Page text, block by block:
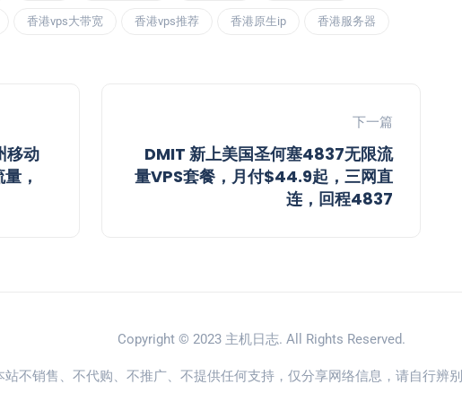
香港vps大带宽 香港vps推荐 香港原生ip 香港服务器
移动
，
下一篇
DMIT 新上美国圣何塞4837无限流
量VPS套餐，月付$44.9起，三网直
连，回程4837
Copyright © 2023 主机日志. All Rights Reserved.
站不销售、不代购、不推广、不提供任何支持，仅分享网络信息，请自行辨